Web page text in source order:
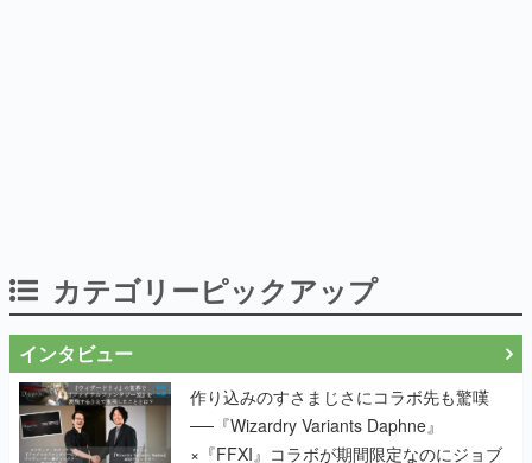
カテゴリーピックアップ
インタビュー
作り込みのすさまじさにコラボ先も驚嘆
──『Wizardry Variants Daphne』
×『FFXI』コラボが期間限定なのにジョブ